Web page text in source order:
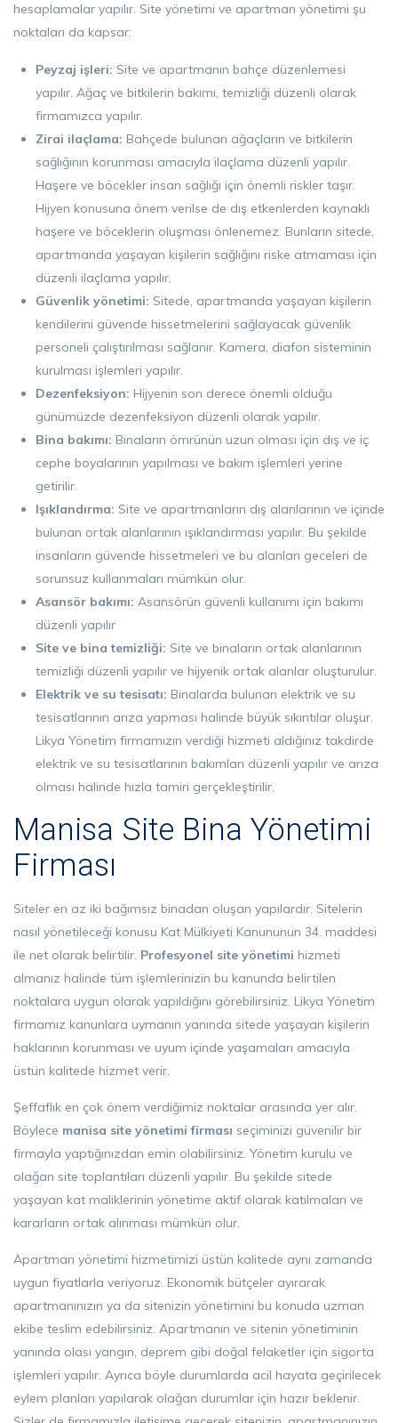
hesaplamalar yapılır. Site yönetimi ve apartman yönetimi şu
noktaları da kapsar:
Peyzaj işleri: Site ve apartmanın bahçe düzenlemesi
yapılır. Ağaç ve bitkilerin bakımı, temizliği düzenli olarak
firmamızca yapılır.
Zirai ilaçlama: Bahçede bulunan ağaçların ve bitkilerin
sağlığının korunması amacıyla ilaçlama düzenli yapılır.
Haşere ve böcekler insan sağlığı için önemli riskler taşır.
Hijyen konusuna önem verilse de dış etkenlerden kaynaklı
haşere ve böceklerin oluşması önlenemez. Bunların sitede,
apartmanda yaşayan kişilerin sağlığını riske atmaması için
düzenli ilaçlama yapılır.
Güvenlik yönetimi: Sitede, apartmanda yaşayan kişilerin
kendilerini güvende hissetmelerini sağlayacak güvenlik
personeli çalıştırılması sağlanır. Kamera, diafon sisteminin
kurulması işlemleri yapılır.
Dezenfeksiyon: Hijyenin son derece önemli olduğu
günümüzde dezenfeksiyon düzenli olarak yapılır.
Bina bakımı: Binaların ömrünün uzun olması için dış ve iç
cephe boyalarının yapılması ve bakım işlemleri yerine
getirilir.
Işıklandırma: Site ve apartmanların dış alanlarının ve içinde
bulunan ortak alanlarının ışıklandırması yapılır. Bu şekilde
insanların güvende hissetmeleri ve bu alanları geceleri de
sorunsuz kullanmaları mümkün olur.
Asansör bakımı: Asansörün güvenli kullanımı için bakımı
düzenli yapılır
Site ve bina temizliği: Site ve binaların ortak alanlarının
temizliği düzenli yapılır ve hijyenik ortak alanlar oluşturulur.
Elektrik ve su tesisatı: Binalarda bulunan elektrik ve su
tesisatlarının arıza yapması halinde büyük sıkıntılar oluşur.
Likya Yönetim firmamızın verdiği hizmeti aldığınız takdirde
elektrik ve su tesisatlarının bakımları düzenli yapılır ve arıza
olması halinde hızla tamiri gerçekleştirilir.
Manisa Site Bina Yönetimi
Firması
Siteler en az iki bağımsız binadan oluşan yapılardır. Sitelerin
nasıl yönetileceği konusu Kat Mülkiyeti Kanununun 34. maddesi
ile net olarak belirtilir. Profesyonel site yönetimi hizmeti
almanız halinde tüm işlemlerinizin bu kanunda belirtilen
noktalara uygun olarak yapıldığını görebilirsiniz. Likya Yönetim
firmamız kanunlara uymanın yanında sitede yaşayan kişilerin
haklarının korunması ve uyum içinde yaşamaları amacıyla
üstün kalitede hizmet verir.
Şeffaflık en çok önem verdiğimiz noktalar arasında yer alır.
Böylece manisa site yönetimi firması seçiminizi güvenilir bir
firmayla yaptığınızdan emin olabilirsiniz. Yönetim kurulu ve
olağan site toplantıları düzenli yapılır. Bu şekilde sitede
yaşayan kat maliklerinin yönetime aktif olarak katılmaları ve
kararların ortak alınması mümkün olur.
Apartman yönetimi hizmetimizi üstün kalitede aynı zamanda
uygun fiyatlarla veriyoruz. Ekonomik bütçeler ayırarak
apartmanınızın ya da sitenizin yönetimini bu konuda uzman
ekibe teslim edebilirsiniz. Apartmanın ve sitenin yönetiminin
yanında olası yangın, deprem gibi doğal felaketler için sigorta
işlemleri yapılır. Ayrıca böyle durumlarda acil hayata geçirilecek
eylem planları yapılarak olağan durumlar için hazır beklenir.